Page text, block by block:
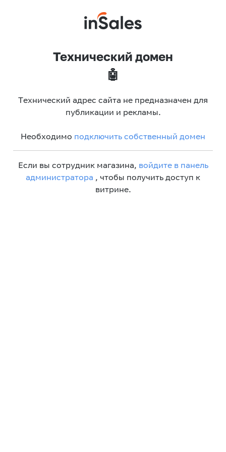
Технический домен
🤖
Технический адрес сайта не предназначен для
публикации и рекламы.
Необходимо подключить собственный домен
Если вы сотрудник магазина, войдите в панель
администратора , чтобы получить доступ к
витрине.